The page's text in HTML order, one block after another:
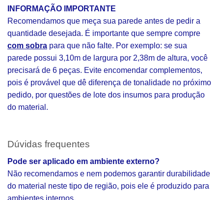
INFORMAÇÃO IMPORTANTE
Recomendamos que meça sua parede antes de pedir a
quantidade desejada. É importante que sempre compre
com sobra para que não falte. Por exemplo: se sua
parede possui 3,10m de largura por 2,38m de altura, você
precisará de 6 peças. Evite encomendar complementos,
pois é provável que dê diferença de tonalidade no próximo
pedido, por questões de lote dos insumos para produção
do material.
Dúvidas frequentes
Pode ser aplicado em ambiente externo?
Não recomendamos e nem podemos garantir durabilidade
do material neste tipo de região, pois ele é produzido para
ambientes internos.